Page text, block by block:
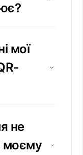
мої
не
моєму